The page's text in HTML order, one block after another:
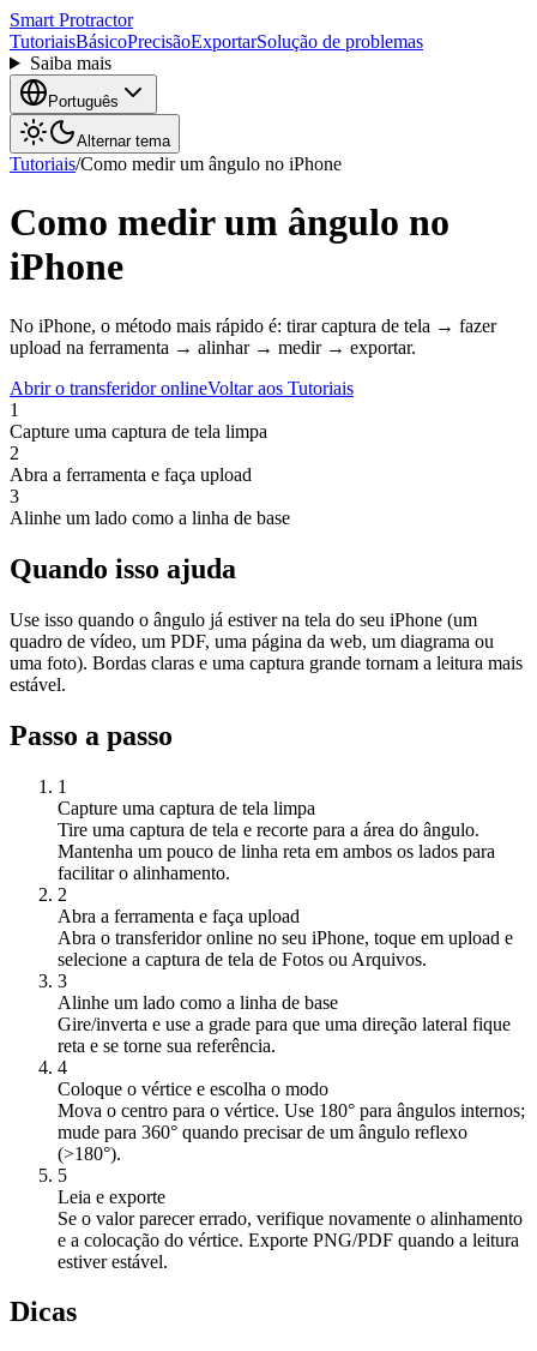
Smart Protractor
TutoriaisBásicoPrecisãoExportarSolução de problemas
Saiba mais
Português
Alternar tema
Tutoriais/Como medir um ângulo no iPhone
Como medir um ângulo no
iPhone
No iPhone, o método mais rápido é: tirar captura de tela → fazer
upload na ferramenta → alinhar → medir → exportar.
Abrir o transferidor onlineVoltar aos Tutoriais
1
Capture uma captura de tela limpa
2
Abra a ferramenta e faça upload
3
Alinhe um lado como a linha de base
Quando isso ajuda
Use isso quando o ângulo já estiver na tela do seu iPhone (um
quadro de vídeo, um PDF, uma página da web, um diagrama ou
uma foto). Bordas claras e uma captura grande tornam a leitura mais
estável.
Passo a passo
1
Capture uma captura de tela limpa
Tire uma captura de tela e recorte para a área do ângulo.
Mantenha um pouco de linha reta em ambos os lados para
facilitar o alinhamento.
2
Abra a ferramenta e faça upload
Abra o transferidor online no seu iPhone, toque em upload e
selecione a captura de tela de Fotos ou Arquivos.
3
Alinhe um lado como a linha de base
Gire/inverta e use a grade para que uma direção lateral fique
reta e se torne sua referência.
4
Coloque o vértice e escolha o modo
Mova o centro para o vértice. Use 180° para ângulos internos;
mude para 360° quando precisar de um ângulo reflexo
(>180°).
5
Leia e exporte
Se o valor parecer errado, verifique novamente o alinhamento
e a colocação do vértice. Exporte PNG/PDF quando a leitura
estiver estável.
Dicas